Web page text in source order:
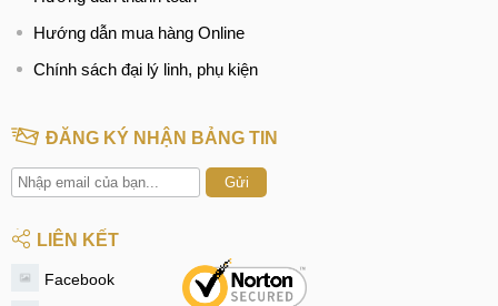
Hướng dẫn mua hàng Online
Chính sách đại lý linh, phụ kiện
ĐĂNG KÝ NHẬN BẢNG TIN
Gửi
LIÊN KẾT
Facebook